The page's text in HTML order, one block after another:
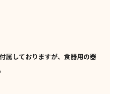
属しておりますが、食器用の器